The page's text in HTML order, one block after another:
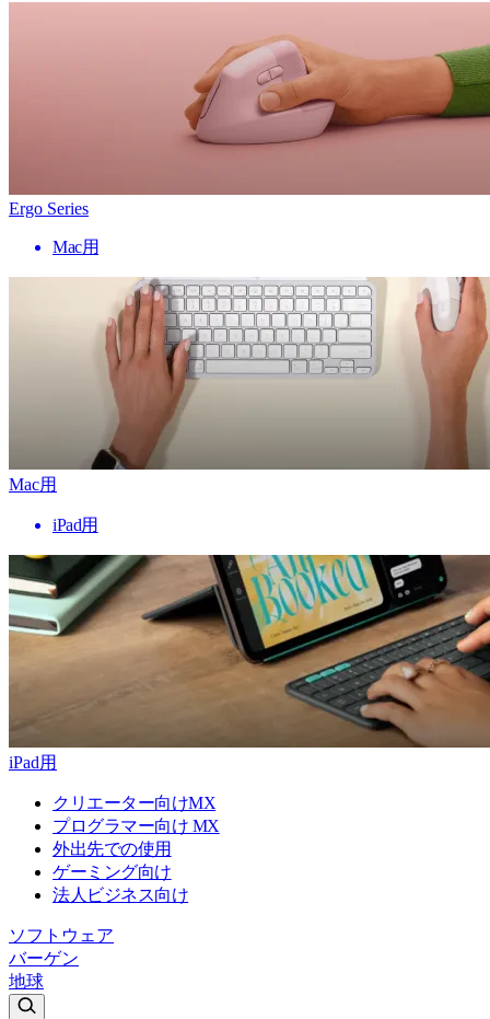
Ergo Series
Mac用
Mac用
iPad用
iPad用
クリエーター向けMX
プログラマー向け MX
外出先での使用
ゲーミング向け
法人ビジネス向け
ソフトウェア
バーゲン
地球